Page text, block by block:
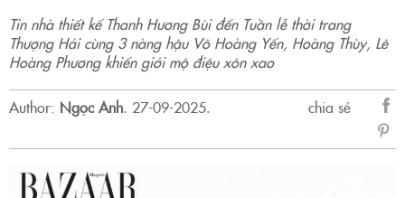
Tin nhà thiết kế Thanh Hương Bùi đến Tuần lễ thời trang
Thượng Hải cùng 3 nàng hậu Võ Hoàng Yến, Hoàng Thùy, Lê
Hoàng Phương khiến giới mộ điệu xôn xao
Author: Ngọc Anh. 27-09-2025.
chia sẻ
sẻ